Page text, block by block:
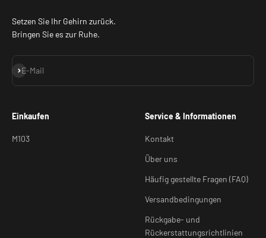
Setzen Sie Ihr Gehirn zurück.
Bringen Sie es zur Ruhe.
E-Mail
Abonnieren
Einkaufen
M103
Service & Informationen
Kontakt
Über uns
Häufig gestellte Fragen (FAQ)
Versandbedingungen
Rückgabe- und
Rückerstattungsrichtlinien